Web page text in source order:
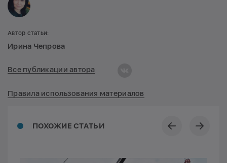
ПОХОЖИЕ СТАТЬИ
Автор статьи:
Ирина Чепрова
Все публикации автора
Правила использования материалов